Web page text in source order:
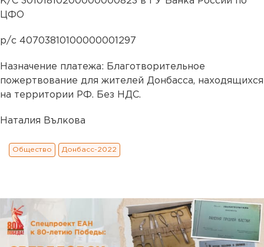
ЦФО
р/с 40703810100000001297
Назначение платежа: Благотворительное
пожертвование для жителей Донбасса, находящихся
на территории РФ. Без НДС.
Наталия Вълкова
Общество Донбасс-2022